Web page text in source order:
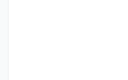
صرفه جویی در هزینه و زمان